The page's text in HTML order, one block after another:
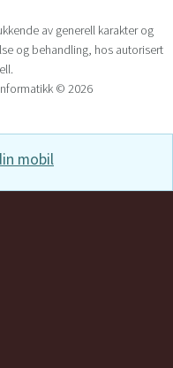
av generell karakter og
og behandling, hos autorisert
© 2026
mobil